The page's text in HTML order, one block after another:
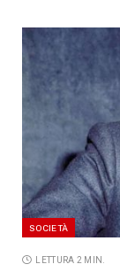
SOCIETÀ
LETTURA 2 MIN.